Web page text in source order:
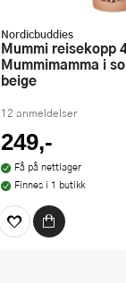
Nordicbuddies
Mummi reisekopp 45 cl
Mummimamma i
beige
12 anmeldelser
249,-
Få på nettlager
Finnes i 1 butikk